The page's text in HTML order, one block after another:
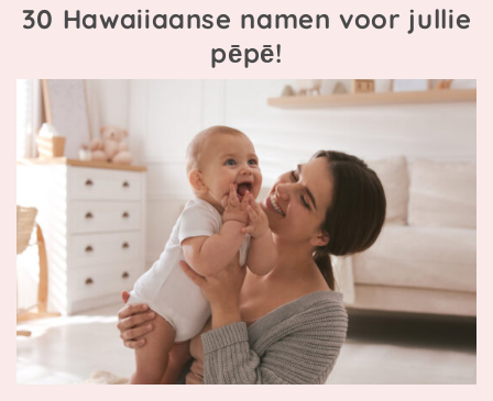
30 Hawaiiaanse namen voor jullie
pēpē!